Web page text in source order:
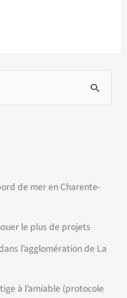
de mer en Charente-
le plus de projets
l’agglomération de La
à l’amiable (protocole